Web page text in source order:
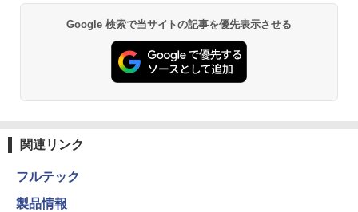
Google 検索で当サイトの記事を優先表示させる
関連リンク
フルテック
製品情報